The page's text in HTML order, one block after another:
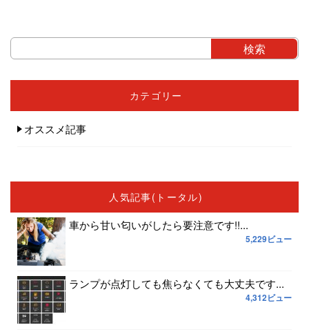
カテゴリー
オススメ記事
人気記事(トータル)
車から甘い匂いがしたら要注意です!!...
5,229ビュー
ランプが点灯しても焦らなくても大丈夫です...
4,312ビュー